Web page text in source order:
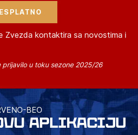
Zvezda kontaktira sa novostima i
prijavilo u toku sezone 2025/26
BEO
APLIKACIJU